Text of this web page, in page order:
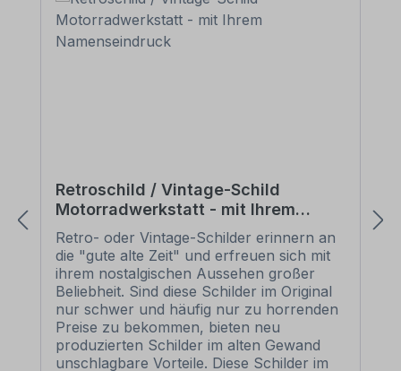
Retroschild / Vintage-Schild
Motorradwerkstatt - mit Ihrem
Namenseindruck
Retro- oder Vintage-Schilder erinnern an
die "gute alte Zeit" und erfreuen sich mit
ihrem nostalgischen Aussehen großer
Beliebheit. Sind diese Schilder im Original
nur schwer und häufig nur zu horrenden
Preise zu bekommen, bieten neu
produzierten Schilder im alten Gewand
unschlagbare Vorteile. Diese Schilder im